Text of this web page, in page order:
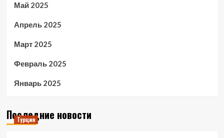
Май 2025
Апрель 2025
Март 2025
Февраль 2025
Январь 2025
Последние новости
Турция